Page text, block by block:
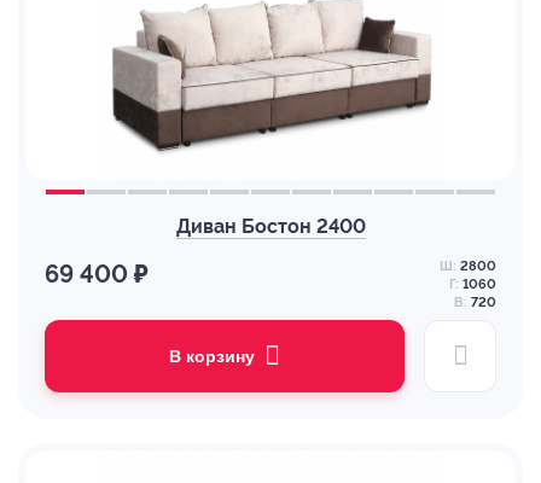
Диван Бостон 2400
69 400 ₽ Ш: 2800
Г: 1060
В: 720
В корзину